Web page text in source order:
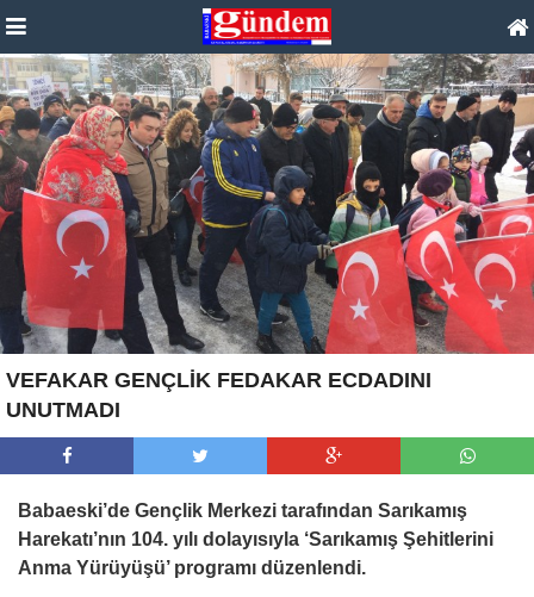
VEFAKAR GENÇLİK FEDAKAR ECDADINI
UNUTMADI
Babaeski’de Gençlik Merkezi tarafından Sarıkamış
Harekatı’nın 104. yılı dolayısıyla ‘Sarıkamış Şehitlerini
Anma Yürüyüşü’ programı düzenlendi.